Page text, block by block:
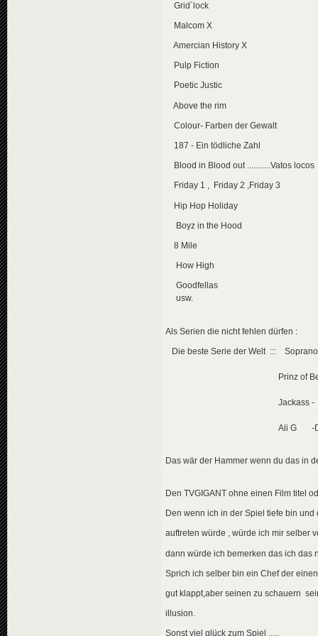
Grid´lock
Malcom X
Amercian History X
Pulp Fiction
Poetic Justic
Above the rim
Colour- Farben der Gewalt
187 - Ein tödliche Zahl
Blood in Blood out ...........Vatos locos
Friday 1 , Friday 2 ,Friday 3
Hip Hop Holiday
Boyz in the Hood
8 Mile
How High
Goodfellas
usw.
Als Serien die nicht fehlen dürfen :
Die beste Serie der Welt :::
Prinz of Bel Air -
Jackass - Die
Ali G -Die
Das wär der Hammer wenn du das in
Den TVGIGANT ohne einen Film titel
Den wenn ich in der Spiel tiefe bin
auftreten würde , würde ich mir selber
dann würde ich bemerken das ich das
Sprich ich selber bin ein Chef der
gut klappt,aber seinen zu schauern
illusion.
Sonst viel glück zum Spiel .....